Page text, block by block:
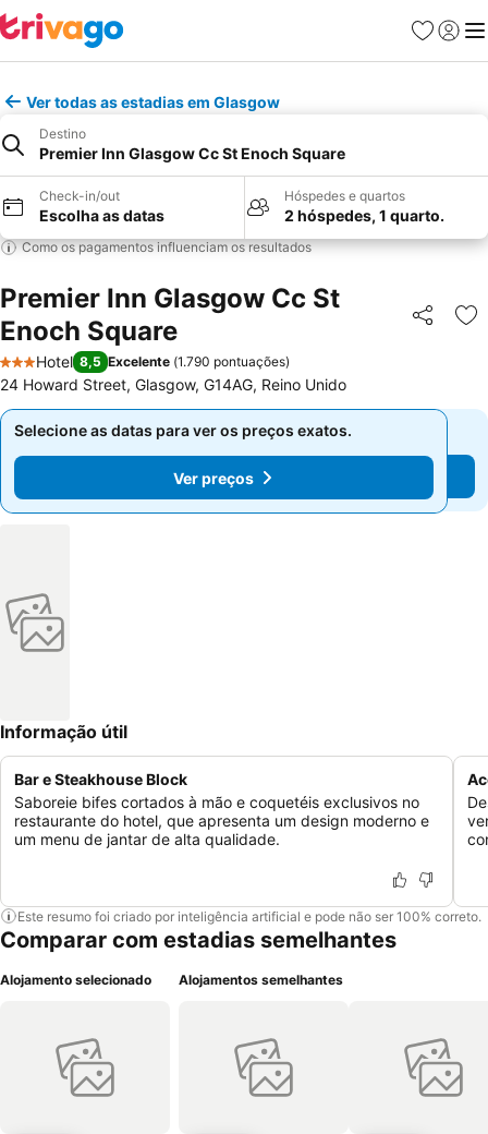
Favoritos
Iniciar
Ver todas as estadias em Glasgow
Destino
Premier Inn Glasgow Cc St Enoch Square
Check-in/out
Escolha as datas
Hóspedes e quartos
2 hóspedes, 1 quarto.
Como os pagamentos influenciam os resultados
Premier Inn Glasgow Cc St
Enoch Square
Partilhar
3 Estrelas
Hotel 8,5 Excelente (1.790 pontuações)
24 Howard Street, Glasgow, G14AG, Reino Unido
Selecione as datas para ver os preços exatos.
Ver preços
Selecione as datas para ver os preços exatos.
Ver preços
Informação útil
Bar e Steakhouse Block
Saboreie bifes cortados à mão e coquetéis exclusivos no
restaurante do hotel, que apresenta um design moderno e
um menu de jantar de alta qualidade.
Este resumo foi criado por inteligência artificial e pode não ser 100% correto.
Comparar com estadias semelhantes
Alojamento selecionado Alojamentos semelhantes